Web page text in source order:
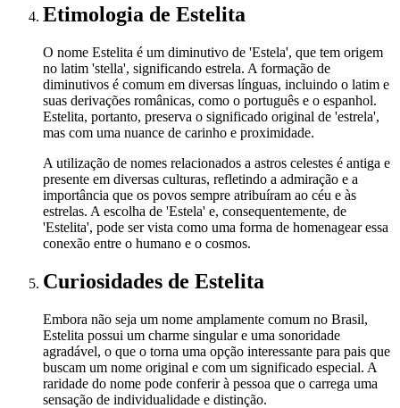
Etimologia de Estelita
O nome Estelita é um diminutivo de 'Estela', que tem origem
no latim 'stella', significando estrela. A formação de
diminutivos é comum em diversas línguas, incluindo o latim e
suas derivações românicas, como o português e o espanhol.
Estelita, portanto, preserva o significado original de 'estrela',
mas com uma nuance de carinho e proximidade.
A utilização de nomes relacionados a astros celestes é antiga e
presente em diversas culturas, refletindo a admiração e a
importância que os povos sempre atribuíram ao céu e às
estrelas. A escolha de 'Estela' e, consequentemente, de
'Estelita', pode ser vista como uma forma de homenagear essa
conexão entre o humano e o cosmos.
Curiosidades de Estelita
Embora não seja um nome amplamente comum no Brasil,
Estelita possui um charme singular e uma sonoridade
agradável, o que o torna uma opção interessante para pais que
buscam um nome original e com um significado especial. A
raridade do nome pode conferir à pessoa que o carrega uma
sensação de individualidade e distinção.